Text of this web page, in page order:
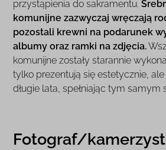
przystąpienia do sakramentu.
komunijne zazwyczaj wręczają
pozostali krewni na podarunek
albumy oraz ramki na zdjęcia.
komunijne zostały starannie
tylko prezentują się estetycznie,
długie lata, spełniając tym samym
Fotograf/